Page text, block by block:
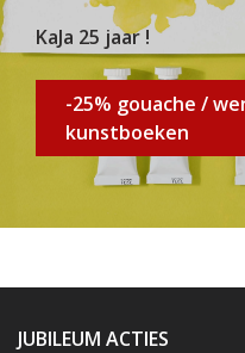
KaJa 25 jaar !
-25% gouache /
kunstboeken
JUBILEUM ACTIES